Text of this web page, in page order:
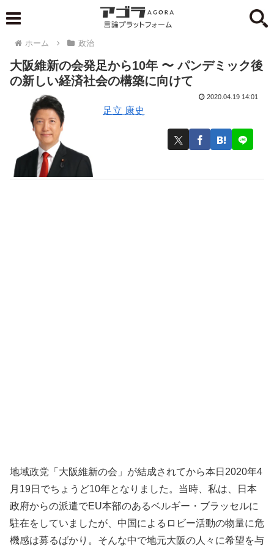
ホーム 政治
大阪維新の会発足から10年 〜 パンデミック後
の新しい経済社会の構築に向けて
足立 康史
2020.04.19 14:01
地域政党「大阪維新の会」が結成されてから本日2020年4
月19日でちょうど10年となりました。当時、私は、日本
政府からの派遣でEU本部のあるベルギー・ブラッセルに
駐在をしていましたが、中国によるロビー活動の物量に危
機感は募るばかり。そんな中で地元大阪の人々に希望を与